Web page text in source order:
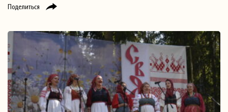
Поделиться